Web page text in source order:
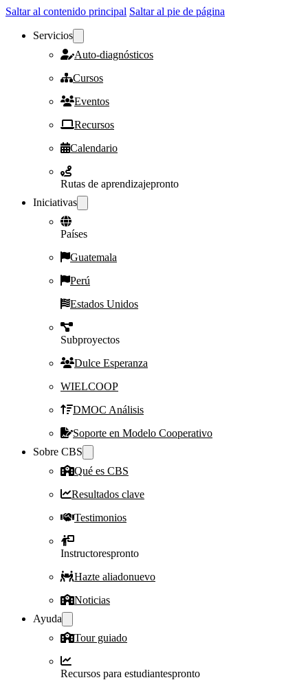
Saltar al contenido principal Saltar al pie de página
Servicios
Auto-diagnósticos
Cursos
Eventos
Recursos
Calendario
Rutas de aprendizajepronto
Iniciativas
Países
Guatemala
Perú
Estados Unidos
Subproyectos
Dulce Esperanza
WIELCOOP
DMOC Análisis
Soporte en Modelo Cooperativo
Sobre CBS
Qué es CBS
Resultados clave
Testimonios
Instructorespronto
Hazte aliadonuevo
Noticias
Ayuda
Tour guiado
Recursos para estudiantespronto